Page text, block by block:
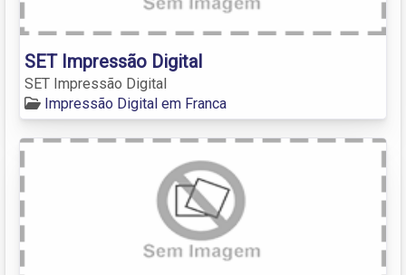
SET Impressão Digital
SET Impressão Digital
Impressão Digital em Franca